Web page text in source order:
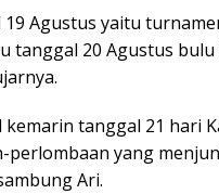
Agustus yaitu
tanggal 20 Agustus
tanggal 21 hari
yang
Ari.